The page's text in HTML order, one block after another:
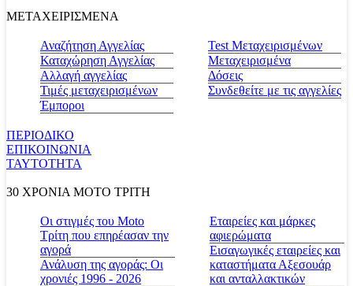
ΜΕΤΑΧΕΙΡΙΣΜΕΝΑ
Αναζήτηση Αγγελίας
Καταχώρηση Αγγελίας
Αλλαγή αγγελίας
Τιμές μεταχειρισμένων
Έμποροι
Test Μεταχειρισμένων
Μεταχειρισμένα
Δόσεις
Συνδεθείτε με τις αγγελίες
ΠΕΡΙΟΔΙΚΟ
ΕΠΙΚΟΙΝΩΝΙΑ
ΤΑΥΤΟΤΗΤΑ
30 ΧΡΟΝΙΑ MOTO ΤΡΙΤΗ
Οι στιγμές του Moto
Τρίτη που επηρέασαν την
αγορά
Ανάλυση της αγοράς: Οι
χρονιές 1996 - 2026
Εταιρείες και μάρκες
αφιερώματα
Εισαγωγικές εταιρείες και
καταστήματα Αξεσουάρ
και ανταλλακτικών